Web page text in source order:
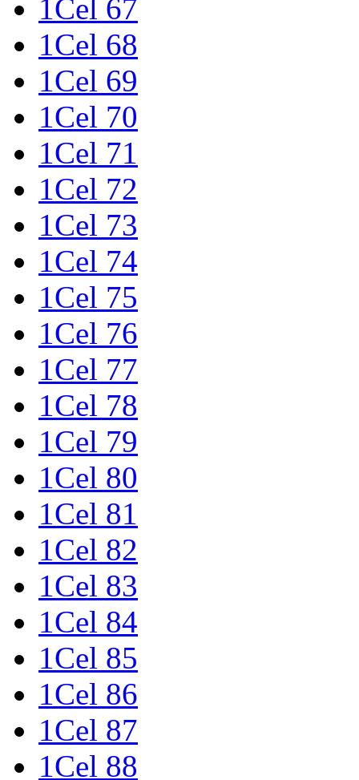
1Cel 67
1Cel 68
1Cel 69
1Cel 70
1Cel 71
1Cel 72
1Cel 73
1Cel 74
1Cel 75
1Cel 76
1Cel 77
1Cel 78
1Cel 79
1Cel 80
1Cel 81
1Cel 82
1Cel 83
1Cel 84
1Cel 85
1Cel 86
1Cel 87
1Cel 88